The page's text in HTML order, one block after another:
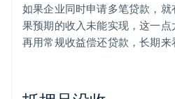
如果企业同时申请多笔贷款，
果预期的收入未能实现，这一
再用常规收益偿还贷款，长期来